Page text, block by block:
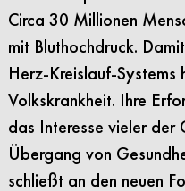
Circa 30 Millionen
mit Bluthochdruck.
Herz-Kreislauf-
Volkskrankheit. Ihre
das Interesse vieler der
Übergang von
schließt an den neuen